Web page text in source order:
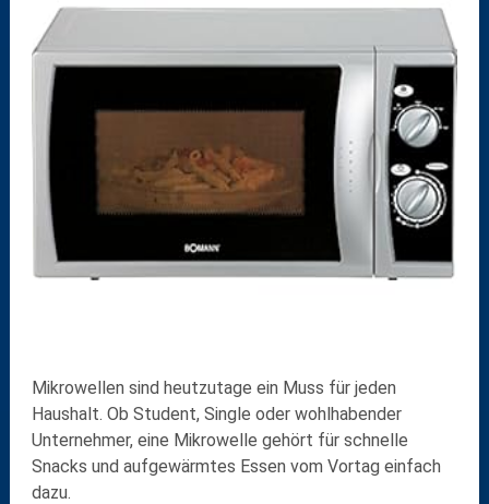
Mikrowellen sind heutzutage ein Muss für jeden
Haushalt. Ob Student, Single oder wohlhabender
Unternehmer, eine Mikrowelle gehört für schnelle
Snacks und aufgewärmtes Essen vom Vortag einfach
dazu.